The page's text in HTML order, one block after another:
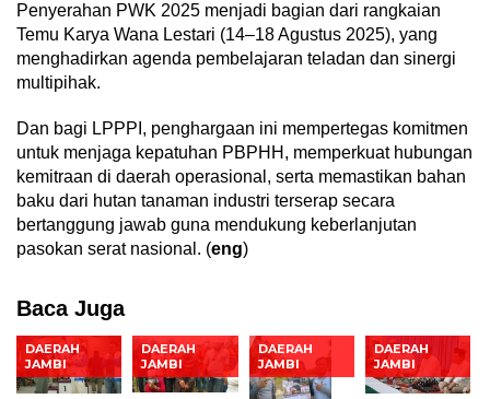
Penyerahan PWK 2025 menjadi bagian dari rangkaian
Temu Karya Wana Lestari (14–18 Agustus 2025), yang
menghadirkan agenda pembelajaran teladan dan sinergi
multipihak.
Dan bagi LPPPI, penghargaan ini mempertegas komitmen
untuk menjaga kepatuhan PBPHH, memperkuat hubungan
kemitraan di daerah operasional, serta memastikan bahan
baku dari hutan tanaman industri terserap secara
bertanggung jawab guna mendukung keberlanjutan
pasokan serat nasional. (eng)
Baca Juga
DAERAH
JAMBI
DAERAH
JAMBI
DAERAH
JAMBI
DAERAH
JAMBI